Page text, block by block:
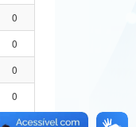
0
0
0
0